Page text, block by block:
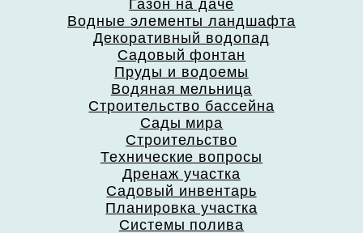
Газон на даче
Водные элементы ландшафта
Декоративный водопад
Садовый фонтан
Пруды и водоемы
Водяная мельница
Строительство бассейна
Сады мира
Строительство
Технические вопросы
Дренаж участка
Садовый инвентарь
Планировка участка
Системы полива